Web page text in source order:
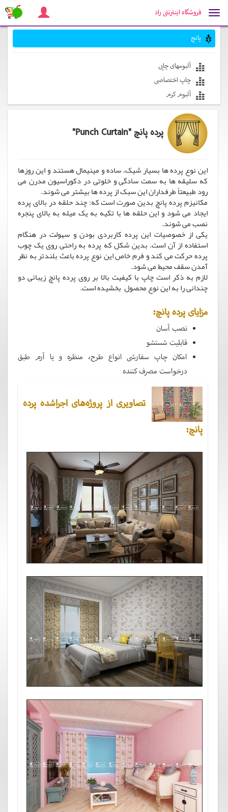
Toggle
navigation
فروشگاهاینترنتیراد
پانچ
آلبومهای چاپی
چاپ اختصاصی
آلبوم کرم
پرده پانچ "Punch Curtain"
این نوع پرده ها بسیار شیک، ساده و مینیمال هستند و این روزها
که سلیقه ها به سمت سادگی و خلوتی در دکوراسیون مدرن می
رود طبیعتاً طرفداران این سبک از پرده ها بیشتر می شوند.
مکانیزم پرده پانچ بدین صورت است که: چند حلقه در بالای پرده
ایجاد می شود و این حلقه ها با تکیه به یک میله به بالای پنجره
نصب می شوند.
یکی از خصوصیات این پرده کاربردی بودن و سهولت در هنگام
استفاده از آن است. بدین شکل که پرده به راحتی روی یک چوب
پرده حرکت می کند و فرم خاص این نوع پرده باعث بلندتر به نظر
آمدن سقف محیط می شود.
لازم به ذکر است چاپ با کیفیت بالا بر روی پرده پانچ زیبائی دو
چندانی را به این نوع محصول بخشیده است.
مزایای پرده پانچ:
نصب آسان
قابلیت شستشو
امکان چاپ سفارشی انواع طرح، منظره و یا آرم طبق
درخواست مصرف کننده
تصاویری از پروژه‌های اجراشده پرده
پانچ: